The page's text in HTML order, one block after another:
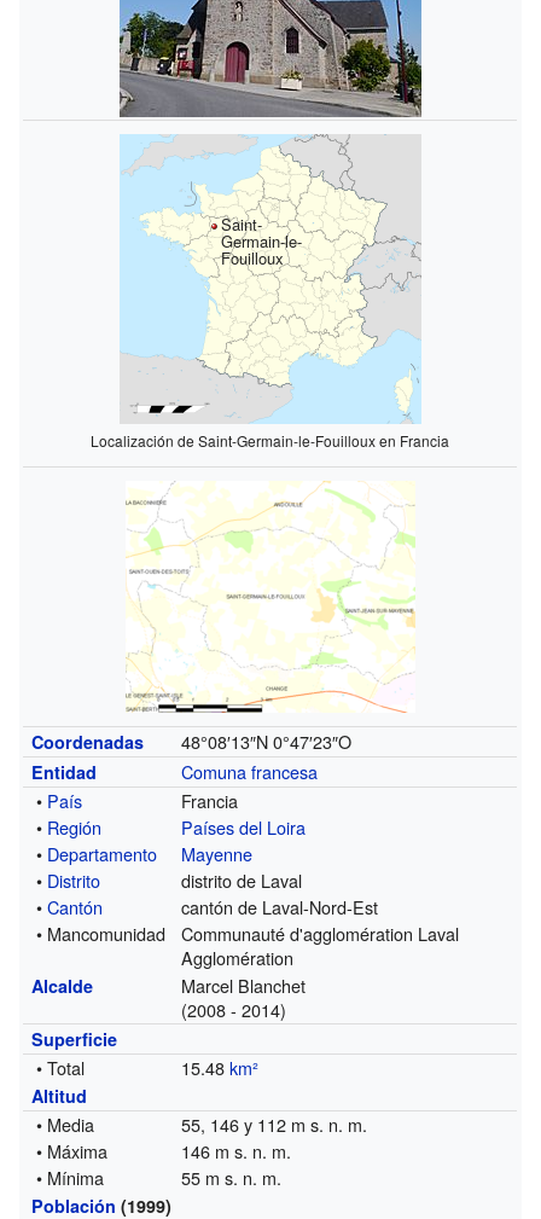
Saint-
Germain-le-
Fouilloux
Localización de Saint-Germain-le-Fouilloux en Francia
Coordenadas 48°08′13″N 0°47′23″O
Entidad
Comuna francesa
• País
Francia
• Región
Países del Loira
• Departamento
Mayenne
• Distrito
distrito de Laval
•Cantón
cantón de Laval-Nord-Est
• Mancomunidad
Communauté d'agglomération Laval
Agglomération
Alcalde
Marcel Blanchet
(2008 - 2014)
Superficie
• Total 15.48km²
Altitud
• Media
55, 146 y 112 m s. n. m.
• Máxima
146 m s. n. m.
• Mínima
55 m s. n. m.
Población (1999)